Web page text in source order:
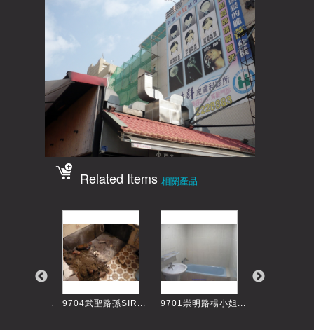
Related Items 相關產品
劉SIR住... 9704武聖路孫SIR... 9701崇明路楊小姐...